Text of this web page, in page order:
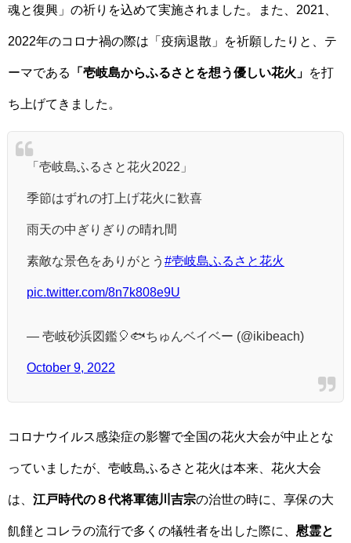
魂と復興」の祈りを込めて実施されました。また、2021、
2022年のコロナ禍の際は「疫病退散」を祈願したりと、テ
ーマである 「壱岐島からふるさとを想う優しい花火」 を打
ち上げてきました。
「壱岐島ふるさと花火2022」
季節はずれの打上げ花火に歓喜
雨天の中ぎりぎりの晴れ間
素敵な景色をありがとう #壱岐島ふるさと花火
pic.twitter.com/8n7k808e9U
— 壱岐砂浜図鑑🎈🐟ちゅんベイベー (@ikibeach)
October 9, 2022
コロナウイルス感染症の影響で全国の花火大会が中止とな
っていましたが、壱岐島ふるさと花火は本来、花火大会
は、 江戸時代の８代将軍徳川吉宗の治世の時に、享保の大
飢饉とコレラの流行で多くの犠牲者を出した際に、 慰霊と